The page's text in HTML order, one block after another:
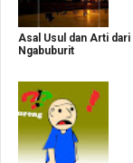
Asal Usul dan Arti
Ngabuburit